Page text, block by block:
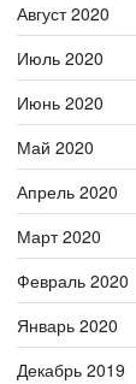
Август 2020
Июль 2020
Июнь 2020
Май 2020
Апрель 2020
Март 2020
Февраль 2020
Январь 2020
Декабрь 2019